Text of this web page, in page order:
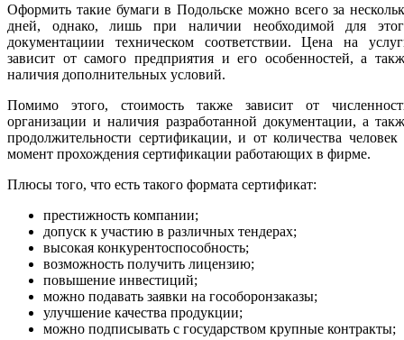
Оформить такие бумаги в Подольске можно всего за
дней, однако, лишь при наличии необходимой для
документациии техническом соответствии. Цена на
зависит от самого предприятия и его особенностей, а
наличия дополнительных условий.
Помимо этого, стоимость также зависит от
организации и наличия разработанной документации, а
продолжительности сертификации, и от количества человек
момент прохождения сертификации работающих в фирме.
Плюсы того, что есть такого формата сертификат:
престижность компании;
допуск к участию в различных тендерах;
высокая конкурентоспособность;
возможность получить лицензию;
повышение инвестиций;
можно подавать заявки на гособоронзаказы;
улучшение качества продукции;
можно подписывать с государством крупные контракты;